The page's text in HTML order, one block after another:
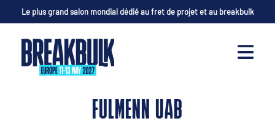
Le plus grand salon mondial dédié au fret de projet et au breakbulk
FULMENN UAB